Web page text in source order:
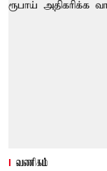
வணிகம்